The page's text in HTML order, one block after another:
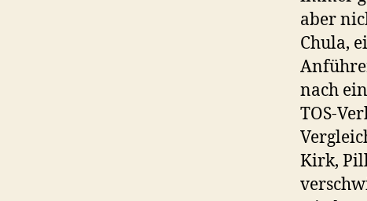
aber
Chula,
nach
TOS-
Kirk,